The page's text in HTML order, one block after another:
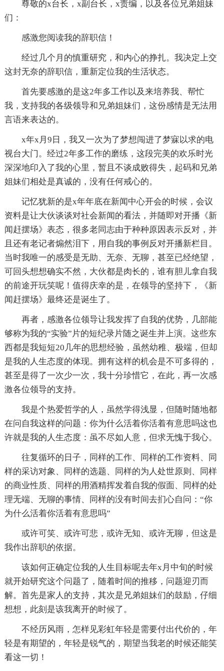
尊敬的x台长，x副台长，x责编，以及各位兄弟姐妹
们：
感激您阅读我的辞职信！
经过几个月的慎重研究，和内心的挣扎。我决定上交
这封无奈的辞职信，重新定位我的生活状态。
首先要感激的是这2年多工作以及来培养我、帮忙
我，支持我的各级领导和兄弟姐妹们，这份感情是无法用
言语来表达的。
x年x月9日，我又一次为了梦想闯进了梦寐以求的电
视台大门。经过2年多工作的磨练，这段完美的欢乐时光
深深地印入了我的心里，暂且不谈成败得失，起码和兄弟
姐妹们相处是真诚的，没有任何戒心的。
记忆犹新的是x年年底在新闻中心开会的时候，会议
资料是让大伙谈谈对社会新闻的看法，并随即对开播《新
闻赶摆场》表态，很多老同志由于种种原因表示反对，并
且还有老记者煽然泪下，用自我的事例反对开播新栏目。
当时我唯一的感受是无助、无奈、无聊，甚至已经绝望，
可回头想想确实不然，大伙都是肉长的，谁有胆儿拿自我
的前途开玩笑呢！值得庆幸的是，在领导的坚持下，《新
闻赶摆场》最终还是诞生了。
再者，感激各位领导让我发挥了自我的优势，几部能
够称为我的“实验”片的短纪录片随之诞生并上演。这些东
西都是我短短20几年的思想经验，虽然幼稚、极端，但却
是我的人生态度的体现。拥有这样的机会是不可多得的，
甚至是得了一次少一次，我十分珍惜它，在此，再一次感
激各位领导的支持。
我是个热爱哲学的人，虽然学得浅显，但随时随地都
在问自我这样的问题：你为什么活着你活着有意思吗这也
许就是我的人生态度：虽不尽如人意，但求无愧于我心。
往复循环的日子，同样的工作、同样的工作资料、同
样的采访对象、同样的选题、同样的为人处世原则、同样
的商业性质、同样的用酒精挥发着自我的假面、同样的处
理无端、无聊的事情、同样的没有时间去扪心自问：“你
为什么活着你活着有意思吗”
或许可笑、或许可悲，或许无知、或许无聊，但这是
我作出辞职的依据。
该如何正确定位我的人生目标呢去年x月中旬的时候
就开始研究这个问题了，随着时间的推移，问题迎刃而
解。首先是家人的支持，其次是兄弟姐妹们的鼓励，仔细
想想，此刻是该我离开的时候了。
不经历风雨，怎样见彩虹年轻是需要付出代价的，年
轻是有期望的，年轻是锐气的，期望当我老的时候还能笑
看这一切！